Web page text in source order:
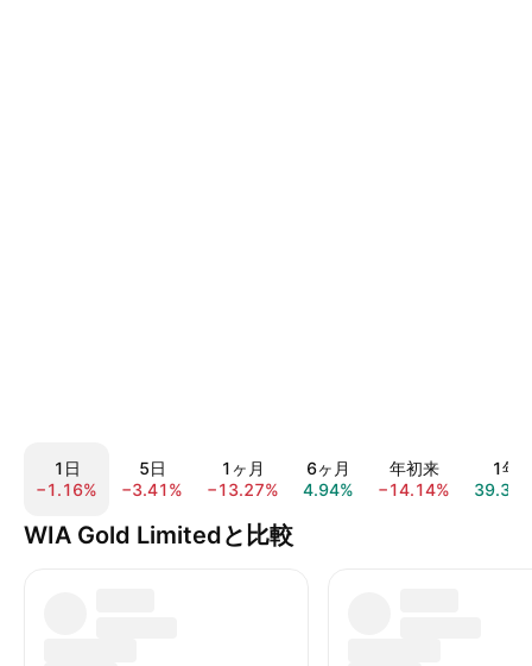
1日
−1.16%
5日
−3.41%
1ヶ月
−13.27%
6ヶ月
4.94%
年初来
−14.14%
1年
WIA Gold Limitedと比較